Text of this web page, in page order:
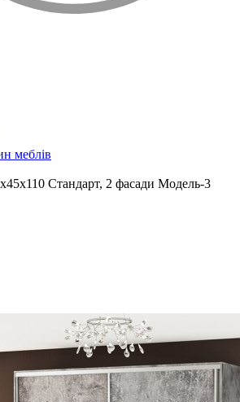
меблів
Стандарт, 2 фасади Модель-3